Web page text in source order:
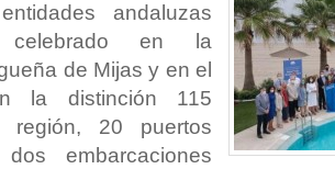
andaluzas
celebrado en la
de Mijas y en el
la distinción 115
20 puertos
embarcaciones